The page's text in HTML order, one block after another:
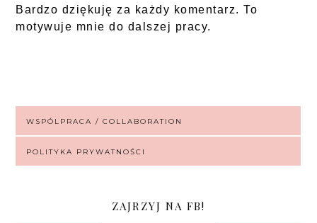
Bardzo dziękuję za każdy komentarz. To
motywuje mnie do dalszej pracy.
WSPÓLPRACA / COLLABORATION
POLITYKA PRYWATNOŚCI
ZAJRZYJ NA FB!